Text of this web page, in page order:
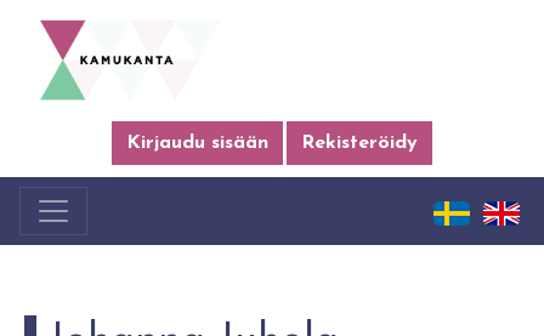
Kirjaudu sisään Rekisteröidy